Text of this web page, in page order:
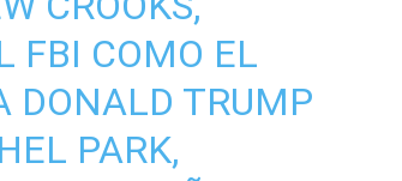
FBI COMO EL
DONALD TRUMP
PARK,